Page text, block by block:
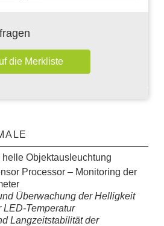
Objektausleuchtung
Processor – Monitoring der
Überwachung der Helligkeit
Temperatur
Langzeitstabilität der